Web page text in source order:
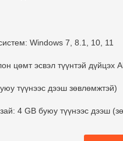
Windows 7, 8.1, 10, 11
цөмт эсвэл түүнтэй дүйцэх
түүнээс дээш зөвлөмжтэй)
4 GB буюу түүнээс дээш